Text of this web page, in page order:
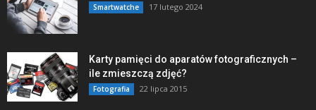
Smartwatche 17 lutego 2024
Karty pamięci do aparatów fotograficznych –
ile zmieszczą zdjęć?
Fotografia 22 lipca 2015